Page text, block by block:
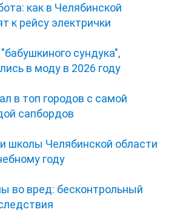
как в Челябинской
к рейсу электрички
сундука",
в моду в 2026 году
в топ городов с самой
сапбордов
школы Челябинской области
году
во вред: бесконтрольный